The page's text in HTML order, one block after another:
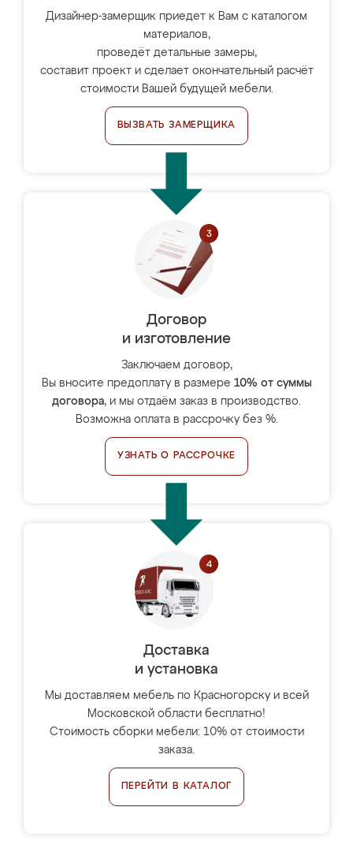
Дизайнер-замерщик приедет к Вам с каталогом
материалов,
проведёт детальные замеры,
составит проект и сделает окончательный расчёт
стоимости Вашей будущей мебели.
ВЫЗВАТЬ ЗАМЕРЩИКА
Договор
и изготовление
Заключаем договор,
Вы вносите предоплату в размере 10% от суммы
договора, и мы отдаём заказ в производство.
Возможна оплата в рассрочку без %.
УЗНАТЬ О РАССРОЧКЕ
Доставка
и установка
Мы доставляем мебель по Красногорску и всей
Московской области бесплатно!
Стоимость сборки мебели: 10% от стоимости
заказа.
ПЕРЕЙТИ В КАТАЛОГ